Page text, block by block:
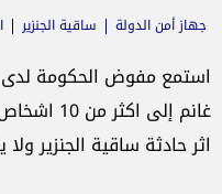
جهاز أمن الدولة ساقية الجنزير
استمع مفوض الحكومة
غانم
اثر حادثة ساقية الجنزير